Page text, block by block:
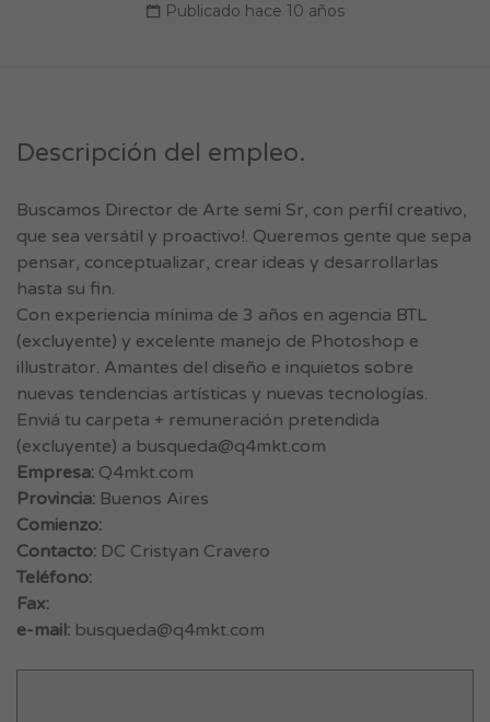
Publicado hace 10 años
Descripción del empleo.
Buscamos Director de Arte semi Sr, con perfil creativo,
que sea versátil y proactivo!. Queremos gente que sepa
pensar, conceptualizar, crear ideas y desarrollarlas
hasta su fin.
Con experiencia mínima de 3 años en agencia BTL
(excluyente) y excelente manejo de Photoshop e
illustrator. Amantes del diseño e inquietos sobre
nuevas tendencias artísticas y nuevas tecnologías.
Enviá tu carpeta + remuneración pretendida
(excluyente) a busqueda@q4mkt.com
Empresa: Q4mkt.com
Provincia: Buenos Aires
Comienzo:
Contacto: DC Cristyan Cravero
Teléfono:
Fax:
e-mail: busqueda@q4mkt.com